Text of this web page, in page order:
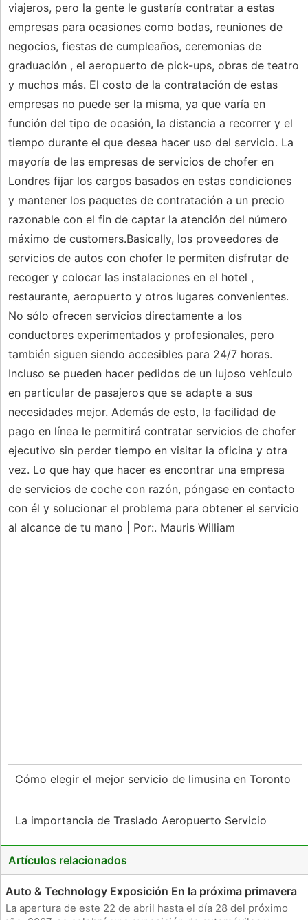
viajeros, pero la gente le gustaría contratar a estas
empresas para ocasiones como bodas, reuniones de
negocios, fiestas de cumpleaños, ceremonias de
graduación , el aeropuerto de pick-ups, obras de teatro
y muchos más. El costo de la contratación de estas
empresas no puede ser la misma, ya que varía en
función del tipo de ocasión, la distancia a recorrer y el
tiempo durante el que desea hacer uso del servicio. La
mayoría de las empresas de servicios de chofer en
Londres fijar los cargos basados ​​en estas condiciones
y mantener los paquetes de contratación a un precio
razonable con el fin de captar la atención del número
máximo de customers.Basically, los proveedores de
servicios de autos con chofer le permiten disfrutar de
recoger y colocar las instalaciones en el hotel ,
restaurante, aeropuerto y otros lugares convenientes.
No sólo ofrecen servicios directamente a los
conductores experimentados y profesionales, pero
también siguen siendo accesibles para 24/7 horas.
Incluso se pueden hacer pedidos de un lujoso vehículo
en particular de pasajeros que se adapte a sus
necesidades mejor. Además de esto, la facilidad de
pago en línea le permitirá contratar servicios de chofer
ejecutivo sin perder tiempo en visitar la oficina y otra
vez. Lo que hay que hacer es encontrar una empresa
de servicios de coche con razón, póngase en contacto
con él y solucionar el problema para obtener el servicio
al alcance de tu mano | Por:. Mauris William
Cómo elegir el mejor servicio de limusina en Toronto
La importancia de Traslado Aeropuerto Servicio
Artículos relacionados
Auto & Technology Exposición En la próxima primavera
La apertura de este 22 de abril hasta el día 28 del próximo